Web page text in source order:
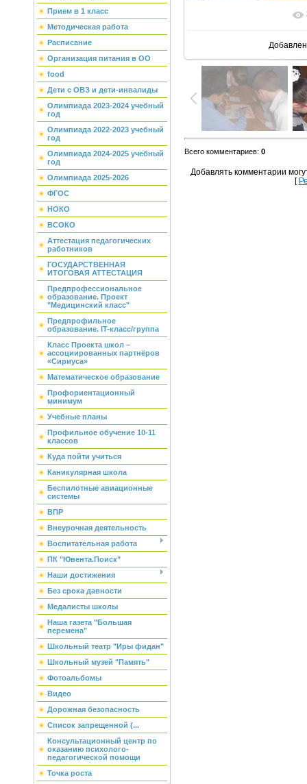
Прием в 1 класс
Методическая работа
Расписание
Организация питания в ОО
food
Дети с ОВЗ и дети-инвалиды
Олимпиада 2023-2024 учебный
год
Олимпиада 2022-2023 учебный
год
Олимпиада 2024-2025 учебный
год
Олимпиада 2025-2026
ФГОС
НОКО
ВСОКО
Аттестация педагогических
работников
ГОСУДАРСТВЕННАЯ
ИТОГОВАЯ АТТЕСТАЦИЯ
Предпрофессиональное
образование. Проект
"Медицинский класс"
Предпрофильное
образование. IT-класс/группа
Класс Проекта школ –
ассоциированных партнёров
«Сириуса»
Математическое образование
Профориентационный
минимум
Учебные планы
Профильное обучение 10-11
классов
Куда пойти учиться
Каникулярная школа
Беспилотные авиационные
системы
ВПР
Внеурочная деятельность
Воспитательная работа
ПК "Ювента.Поиск"
Наши достижения
Без срока давности
Медалисты школы
Наша газета "Большая
перемена"
Школьный театр "Иры фидан"
Школьный музей "Память"
Фотоальбомы
Видео
Дорожная безопасность
Список запрещенной (...
Консультационный центр по
оказанию психолого-
педагогической помощи
Точка роста
В
Всего комментариев: 0
Добавлять комментарии
[